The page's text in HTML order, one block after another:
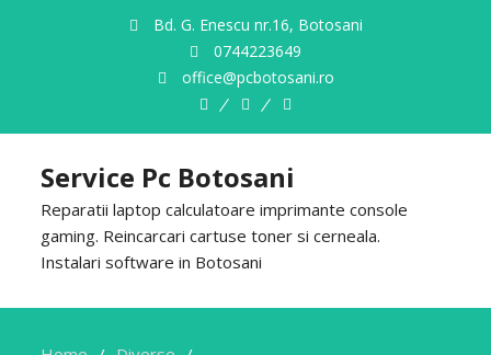
Bd. G. Enescu nr.16, Botosani
0744223649
office@pcbotosani.ro
Despre
Noi
Servicii
Service Pc Botosani
Reparatii laptop calculatoare imprimante console
gaming. Reincarcari cartuse toner si cerneala.
Instalari software in Botosani